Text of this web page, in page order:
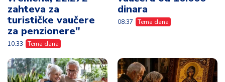
zahteva za
turističke vaučere
za penzionere"
10:33 Tema dana
dinara
08:37 Tema dana